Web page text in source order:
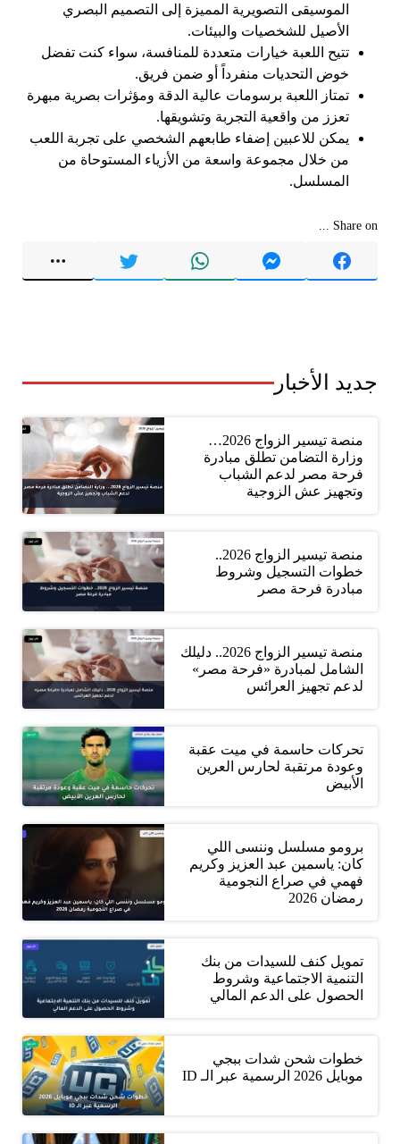
الموسيقى التصويرية المميزة إلى التصميم البصري
الأصيل للشخصيات والبيئات.
تتيح اللعبة خيارات متعددة للمنافسة، سواء كنت تفضل
خوض التحديات منفرداً أو ضمن فريق.
تمتاز اللعبة برسومات عالية الدقة ومؤثرات بصرية مبهرة
تعزز من واقعية التجربة وتشويقها.
يمكن للاعبين إضفاء طابعهم الشخصي على تجربة اللعب
من خلال مجموعة واسعة من الأزياء المستوحاة من
المسلسل.
Share on ...
جديد الأخبار
منصة تيسير الزواج 2026…
وزارة التضامن تطلق مبادرة
فرحة مصر لدعم الشباب
وتجهيز عش الزوجية
منصة تيسير الزواج 2026..
خطوات التسجيل وشروط
مبادرة فرحة مصر
منصة تيسير الزواج 2026.. دليلك
الشامل لمبادرة «فرحة مصر»
لدعم تجهيز العرائس
تحركات حاسمة في ميت عقبة
وعودة مرتقبة لحارس العرين
الأبيض
برومو مسلسل وننسى اللي
كان: ياسمين عبد العزيز وكريم
فهمي في صراع النجومية
رمضان 2026
تمويل كنف للسيدات من بنك
التنمية الاجتماعية وشروط
الحصول على الدعم المالي
خطوات شحن شدات ببجي
موبايل 2026 الرسمية عبر الـ ID